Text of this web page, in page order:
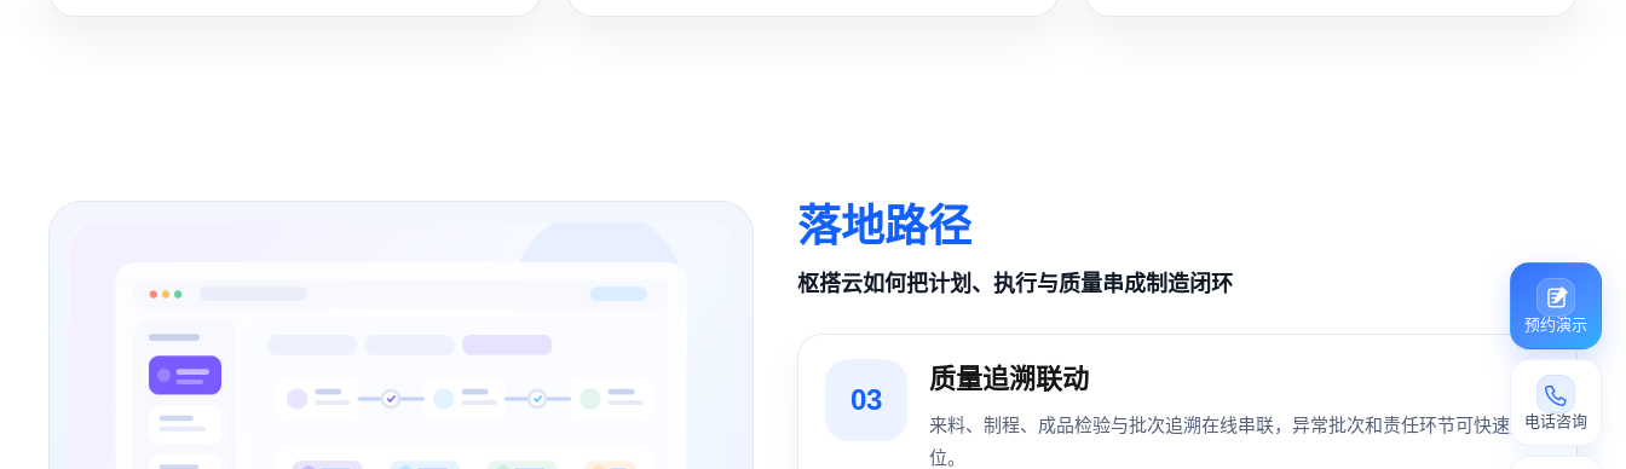
落地路径
枢搭云如何把计划、执行与质量串成制造闭环
03
质量追溯联动
来料、制程、成品检验与批次追溯在线串联，异常批次和责任环节可快速定
位。
预约演示
电话咨询